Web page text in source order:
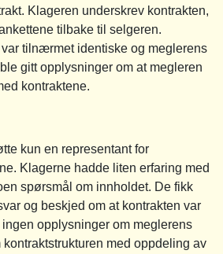
Klageren underskrev kontrakten,
tilbake til selgeren.
tilnærmet identiske og meglerens
gitt opplysninger om at megleren
kontraktene.
kun en representant for
Klagerne hadde liten erfaring med
spørsmål om innholdet. De fikk
og beskjed om at kontrakten var
opplysninger om meglerens
med oppdeling av